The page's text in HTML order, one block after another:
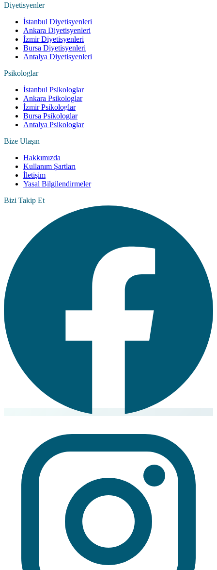
Diyetisyenler
İstanbul Diyetisyenleri
Ankara Diyetisyenleri
İzmir Diyetisyenleri
Bursa Diyetisyenleri
Antalya Diyetisyenleri
Psikologlar
İstanbul Psikologlar
Ankara Psikologlar
İzmir Psikologlar
Bursa Psikologlar
Antalya Psikologlar
Bize Ulaşın
Hakkımızda
Kullanım Şartları
İletişim
Yasal Bilgilendirmeler
Bizi Takip Et